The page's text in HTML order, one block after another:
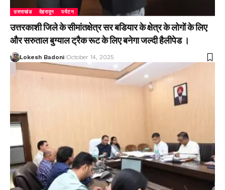
उत्तराखंड देहरादून पर्यटन
उत्तरकाशी जिले के सीमांतक्षेत्र सर बडियार के क्षेत्र के लोगों के लिए
और सरुताल बुग्याल ट्रैक रूट के लिए बनेगा जल्दी हैलीपेड ।
Lokesh Badoni October 14, 2025